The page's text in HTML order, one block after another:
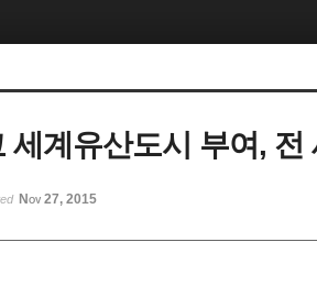
세계유산도시 부여, 전
Nov 27, 2015